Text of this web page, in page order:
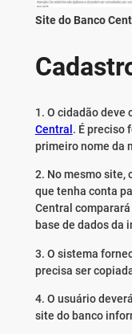
Site do Banco
1. O cidadão deve
Central . É preciso
primeiro nome da
2. No mesmo site,
que tenha conta
Central
base de dados da
3. O sistema
precisa ser
4. O usuário
site do banco